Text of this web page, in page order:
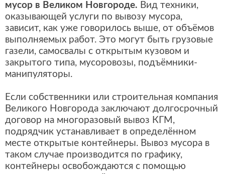
мусор в Великом Новгороде. Вид техники,
оказывающей услуги по вывозу мусора,
зависит, как уже говорилось выше, от объёмов
выполняемых работ. Это могут быть грузовые
газели, самосвалы с открытым кузовом и
закрытого типа, мусоровозы, подъёмники-
манипуляторы.
Если собственники или строительная компания
Великого Новгорода заключают долгосрочный
договор на многоразовый вывоз КГМ,
подрядчик устанавливает в определённом
месте открытые контейнеры. Вывоз мусора в
таком случае производится по графику,
контейнеры освобождаются с помощью